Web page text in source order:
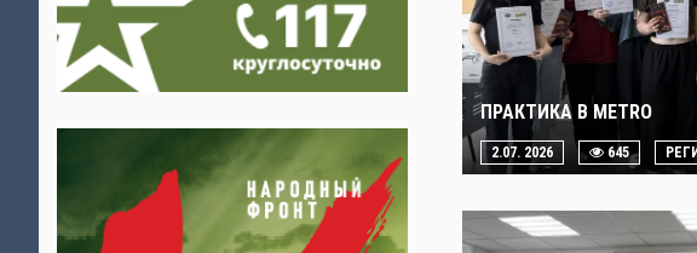
ПРАКТИКА В METRO
2.07. 2026 645